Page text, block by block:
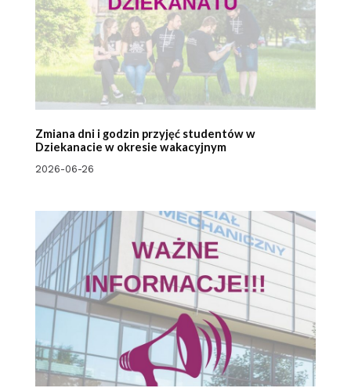
Zmiana dni i godzin przyjęć studentów w
Dziekanacie w okresie wakacyjnym
2026-06-26